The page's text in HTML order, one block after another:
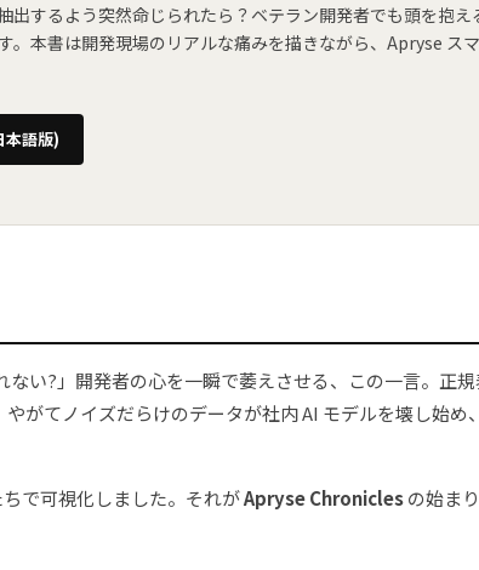
出するよう突然命じられたら？ベテラン開発者でも頭を抱
。本書は開発現場のリアルな痛みを描きながら、Apryse ス
本語版)
ない?」開発者の心を一瞬で萎えさせる、この一言。正
がてノイズだらけのデータが社内 AI モデルを壊し始
で可視化しました。それがApryse Chroniclesの始まり